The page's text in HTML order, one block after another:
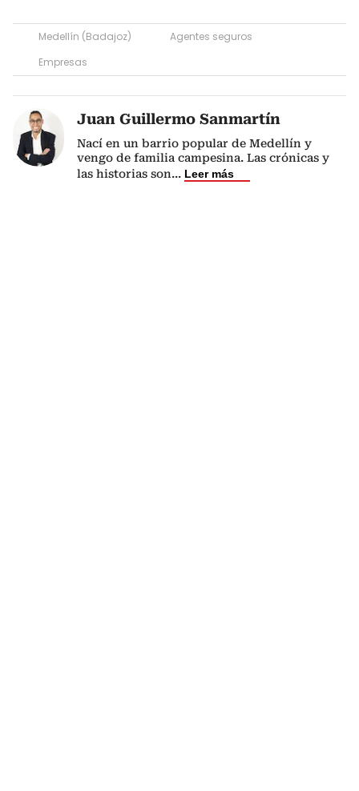
Medellín (Badajoz)
Agentes seguros
Empresas
Juan Guillermo Sanmartín
Nací en un barrio popular de Medellín y
vengo de familia campesina. Las crónicas y
las historias son... Leer más